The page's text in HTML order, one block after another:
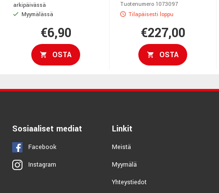
arkipäivässä
Myymälässä
€6,90
OSTA
Tuotenumero 1073097
Tilapäisesti loppu
€227,00
OSTA
Sosiaaliset mediat
Facebook
Instagram
Linkit
Meistä
Myymälä
Yhteystiedot